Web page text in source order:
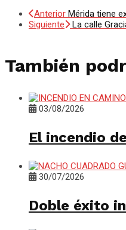
Anterior Mérida tiene
Siguiente
La calle
También
03/08/2026
El incendio
30/07/2026
Doble éxito